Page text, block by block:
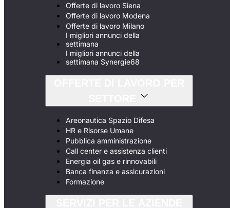
Offerte di lavoro Siena
Offerte di lavoro Modena
Offerte di lavoro Milano
I migliori annunci della
settimana
I migliori annunci della
settimana Synergie68
Areonautica Spazio Difesa
HR e Risorse Umane
Pubblica amministrazione
Call center e assistenza clienti
Energia oil gas e rinnovabili
Banca finanza e assicurazioni
Formazione